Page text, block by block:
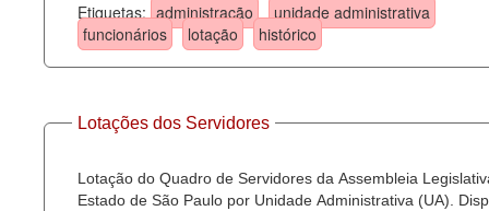
Etiquetas: administração
unidade administrativa
funcionários
lotação histórico
Lotações dos Servidores
Lotação do Quadro de Servidores da Assembleia
Estado de São Paulo por Unidade Administrativa (UA).